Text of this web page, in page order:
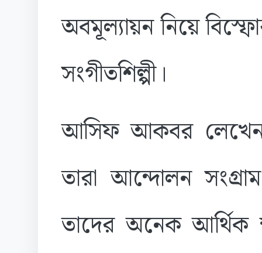
অবমূল্যায়ন নিয়ে
সংগীতশিল্পী।
আসিফ আকবর লেখেন,
তারা আন্দোলন
তাদের অনেক আর্থিক